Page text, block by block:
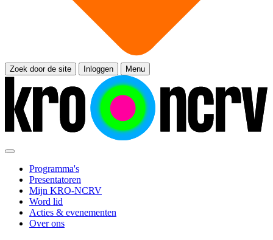
Zoek door de site Inloggen Menu
Programma's
Presentatoren
Mijn KRO-NCRV
Word lid
Acties & evenementen
Over ons